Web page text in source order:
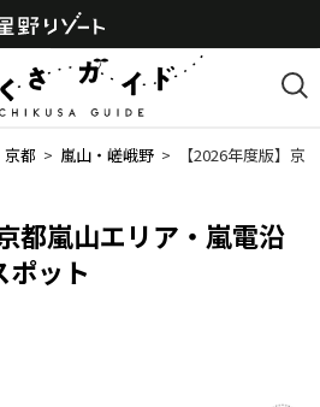
京都 > 嵐山・嵯峨野 > 【2026年度版】京
都嵐山エリア・嵐電沿
ポット